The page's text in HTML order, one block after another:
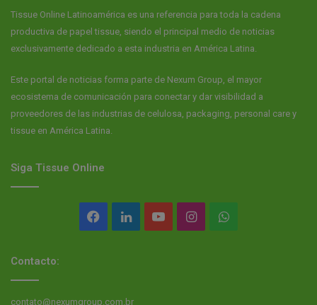
Tissue Online Latinoamérica es una referencia para toda la cadena
productiva de papel tissue, siendo el principal medio de noticias
exclusivamente dedicado a esta industria en América Latina.
Este portal de noticias forma parte de Nexum Group, el mayor
ecosistema de comunicación para conectar y dar visibilidad a
proveedores de las industrias de celulosa, packaging, personal care y
tissue en América Latina.
Siga Tissue Online
Facebook
LinkedInYouTubeInstagramWhatsApp
Contacto:
contato@nexumgroup.com.br